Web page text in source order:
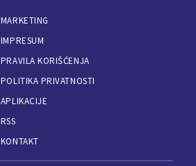
MARKETING
IMPRESUM
PRAVILA KORIŠĆENJA
POLITIKA PRIVATNOSTI
APLIKACIJE
RSS
KONTAKT